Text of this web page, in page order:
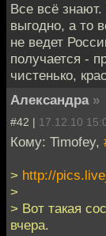
Все всё знают.
выгодно, а то
не ведет
получается -
чистенько,
Александра »
#42 | 17.12.10
Кому: Timofey,
> http://
>
> Вот такая
вчера.